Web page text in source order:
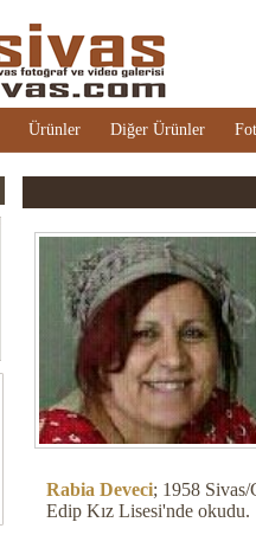
Ürünler Diğer Ürünler
Rabia Deveci; 1958
Edip Kız Lisesi'nde okudu.